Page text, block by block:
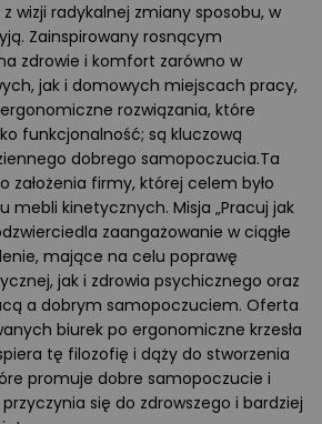
z wizji radykalnej zmiany sposobu, w
Zainspirowany rosnącym
zdrowie i komfort zarówno w
jak i domowych miejscach pracy,
rozwiązania, które
funkcjonalność; są kluczową
dobrego samopoczucia.Ta
założenia firmy, której celem było
mebli kinetycznych. Misja „Pracuj jak
zaangażowanie w ciągłe
mające na celu poprawę
jak i zdrowia psychicznego oraz
a dobrym samopoczuciem. Oferta
biurek po ergonomiczne krzesła
tę filozofię i dąży do stworzenia
promuje dobre samopoczucie i
się do zdrowszego i bardziej